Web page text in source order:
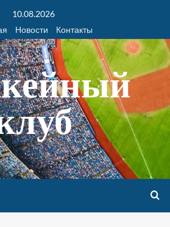
10.08.2026
Новости Контакты